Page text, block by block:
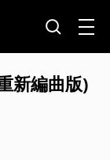
新編曲版)